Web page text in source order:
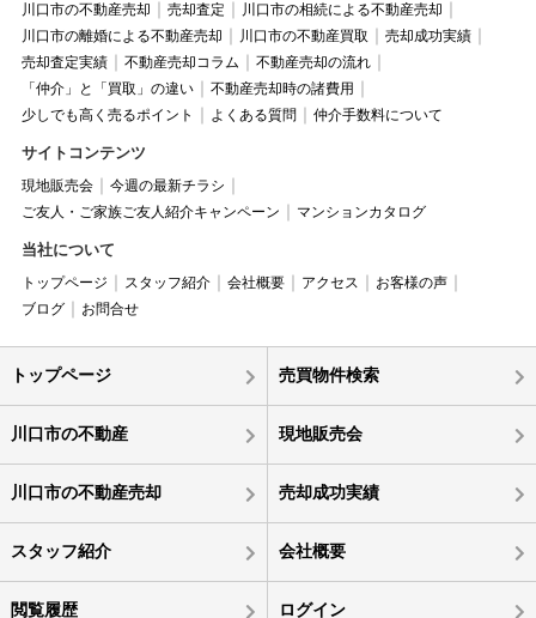
川口市の不動産売却 売却査定
川口市の相続による不動産売却
川口市の離婚による不動産売却
川口市の不動産買取
売却成功実績
売却査定実績
不動産売却コラム
不動産売却の流れ
「仲介」と「買取」の違い
不動産売却時の諸費用
少しでも高く売るポイント
よくある質問 仲介手数料について
サイトコンテンツ
現地販売会
今週の最新チラシ
ご友人・ご家族ご友人紹介キャンペーン
マンションカタログ
当社について
トップページ スタッフ紹介 会社概要 アクセス
お客様の声
ブログ
お問合せ
トップページ 売買物件検索
川口市の不動産 現地販売会
川口市の不動産売却 売却成功実績
スタッフ紹介 会社概要
閲覧履歴 ログイン